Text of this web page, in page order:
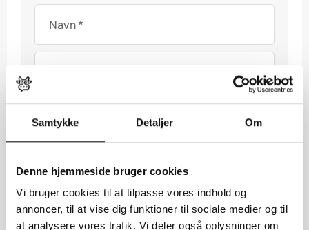
Samtykke Detaljer Om
Denne hjemmeside bruger cookies
Vi bruger cookies til at tilpasse vores indhold og
annoncer, til at vise dig funktioner til sociale medier og til
at analysere vores trafik. Vi deler også oplysninger om